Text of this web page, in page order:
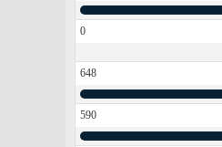
0
648
590